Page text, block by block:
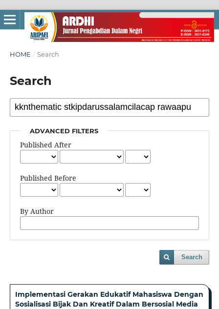
HOME / Search
Search
ADVANCED FILTERS
Published After
Published Before
By Author
Search
Implementasi Gerakan Edukatif Mahasiswa Dengan
Sosialisasi Bijak Dan Kreatif Dalam Bersosial Media